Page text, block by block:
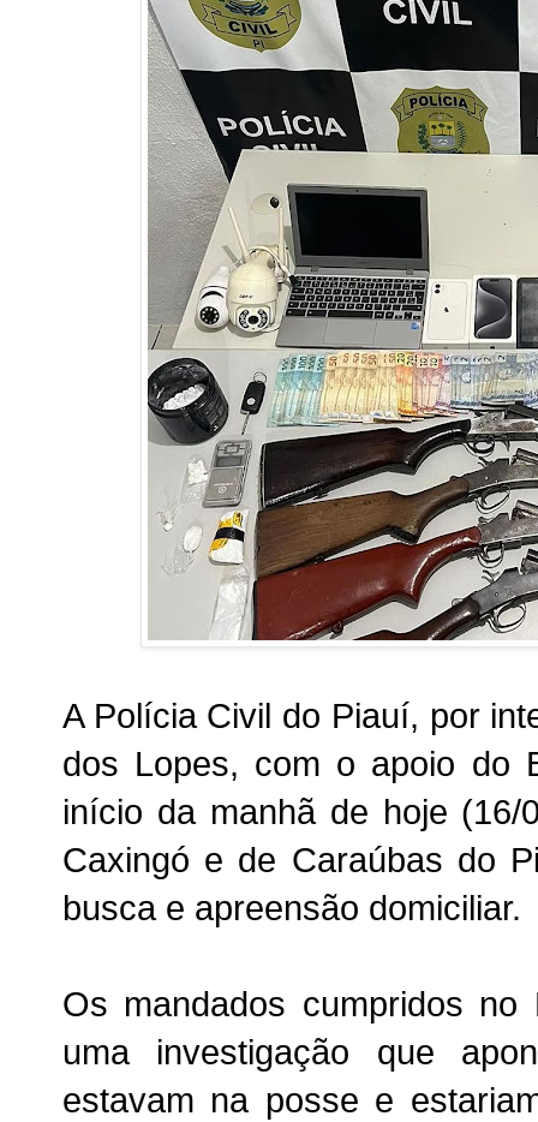
A Polícia Civil do Piauí, por
dos Lopes, com o apoio do
início da manhã de hoje
Caxingó e de Caraúbas do
busca e apreensão domiciliar.
Os mandados cumpridos
uma investigação que
estavam na posse e